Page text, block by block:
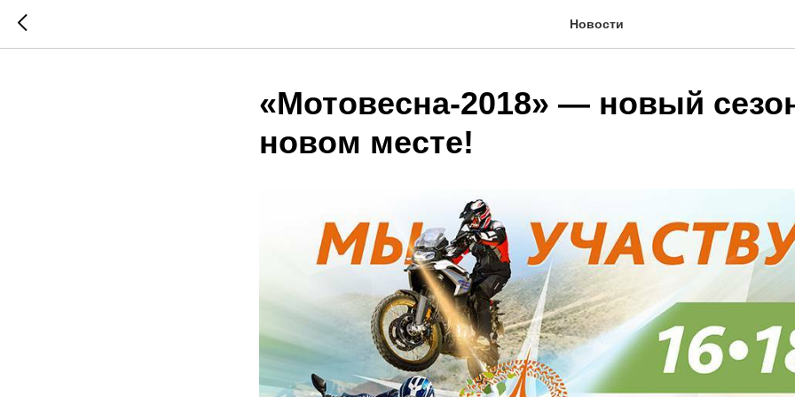
Новости
«Мотовесна-2018» — новый
новом месте!